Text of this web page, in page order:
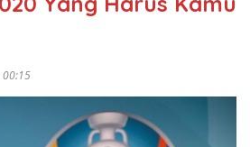
00:15